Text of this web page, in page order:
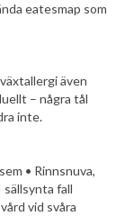
eatesmap som
även
– några tål
inte.
• Rinnsnuva,
sällsynta fall
vid svåra